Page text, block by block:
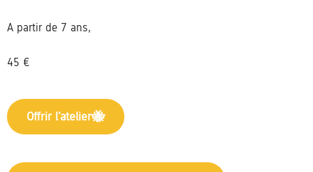
A partir de 7 ans,
45 €
Offrir l’atelier